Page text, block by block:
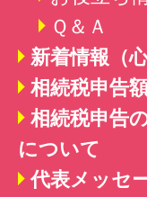
Ｑ＆Ａ
新着情報 （
相続税申告
相続税申告
について
代表メッセ